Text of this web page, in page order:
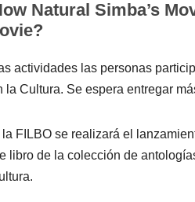
actividades las personas
la Cultura. Se espera entregar
FILBO se realizará el
libro de la colección de